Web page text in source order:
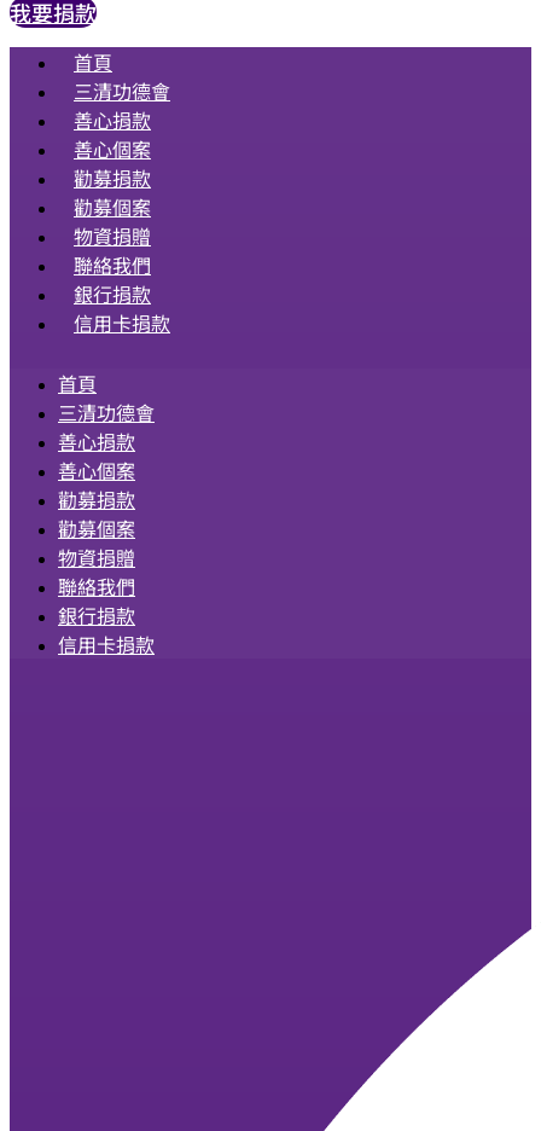
我要捐款
首頁
三清功德會
善心捐款
善心個案
勸募捐款
勸募個案
物資捐贈
聯絡我們
銀行捐款
信用卡捐款
首頁
三清功德會
善心捐款
善心個案
勸募捐款
勸募個案
物資捐贈
聯絡我們
銀行捐款
信用卡捐款